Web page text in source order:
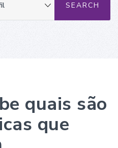
quais são
que